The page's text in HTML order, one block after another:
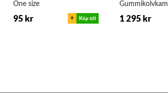
One size
95 kr + Köp till
Gummikolvkam
1 295 kr